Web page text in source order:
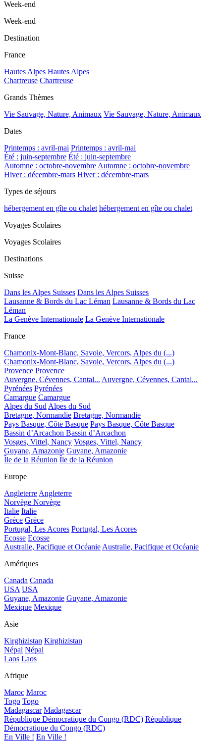
Week-end
Week-end
Destination
France
Hautes Alpes Hautes Alpes
Chartreuse Chartreuse
Grands Thèmes
Vie Sauvage, Nature, Animaux Vie Sauvage, Nature, Animaux
Dates
Printemps : avril-mai Printemps : avril-mai
Été : juin-septembre Été : juin-septembre
Automne : octobre-novembreAutomne : octobre-novembre
Hiver : décembre-mars Hiver : décembre-mars
Types de séjours
hébergement en gîte ou chalet hébergement en gîte ou chalet
Voyages Scolaires
Voyages Scolaires
Destinations
Suisse
Dans les Alpes Suisses Dans les Alpes Suisses
Lausanne & Bords du Lac Léman Lausanne & Bords du Lac
Léman
La Genève Internationale La Genève Internationale
France
Chamonix-Mont-Blanc, Savoie, Vercors, Alpes du (...)
Chamonix-Mont-Blanc, Savoie, Vercors, Alpes du (...)
Provence Provence
Auvergne, Cévennes, Cantal... Auvergne, Cévennes, Cantal...
Pyrénées Pyrénées
Camargue Camargue
Alpes du SudAlpes du Sud
Bretagne, Normandie Bretagne, Normandie
Pays Basque, Côte Basque Pays Basque, Côte Basque
Bassin d’Arcachon Bassin d’Arcachon
Vosges, Vittel, Nancy Vosges, Vittel, Nancy
Guyane, Amazonie Guyane, Amazonie
Île de la Réunion Île de la Réunion
Europe
AngleterreAngleterre
Norvège Norvège
Italie Italie
Grèce Grèce
Portugal, Les Acores Portugal, Les Acores
Ecosse Ecosse
Australie, Pacifique et OcéanieAustralie, Pacifique et Océanie
Amériques
Canada Canada
USA USA
Guyane, Amazonie Guyane, Amazonie
Mexique Mexique
Asie
Kirghizistan Kirghizistan
Népal Népal
Laos Laos
Afrique
Maroc Maroc
Togo Togo
Madagascar Madagascar
République Démocratique du Congo (RDC) République
Démocratique du Congo (RDC)
En Ville ! En Ville !